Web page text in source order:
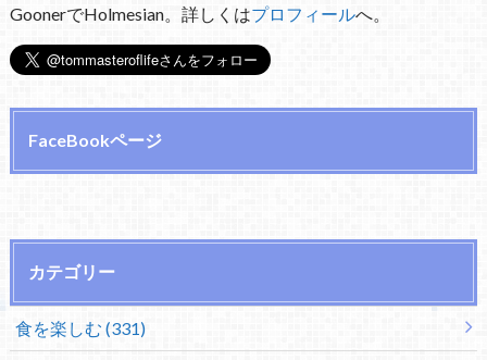
GoonerでHolmesian。詳しくはプロフィールへ。
FaceBookページ
カテゴリー
食を楽しむ (331)